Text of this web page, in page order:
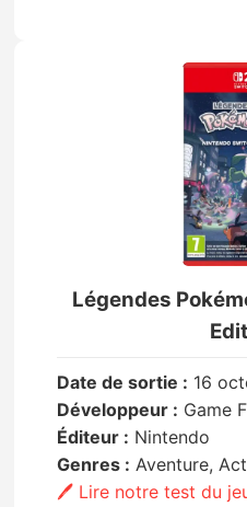
Légendes
Date de sortie : 16
Développeur : Game
Éditeur : Nintendo
Genres : Aventure,
🖊️ Lire notre test du